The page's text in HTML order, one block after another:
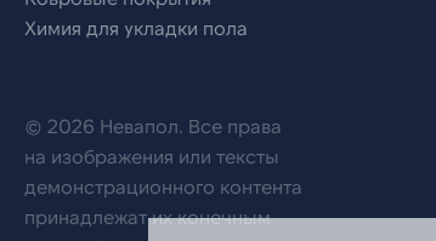
Химия для укладки пола
© 2026 Невапол. Все права
на изображения или тексты
демонстрационного контента
принадлежат их конечным